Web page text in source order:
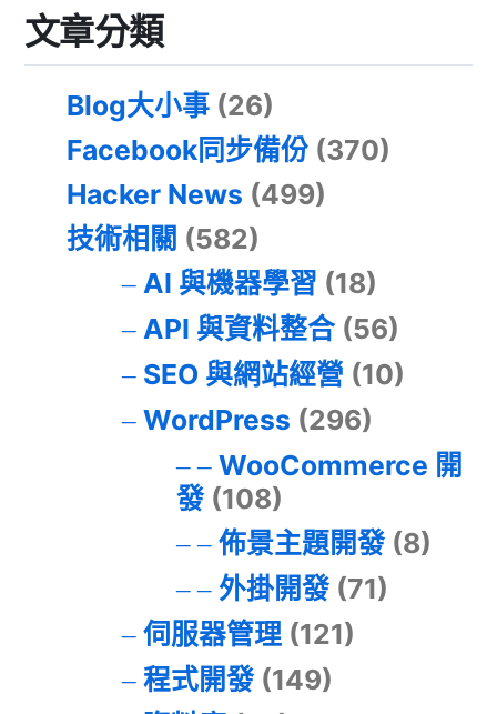
文章分類
Blog大小事 (26)
Facebook同步備份 (370)
Hacker News (499)
技術相關 (582)
AI 與機器學習 (18)
API 與資料整合(56)
SEO 與網站經營 (10)
WordPress (296)
WooCommerce 開
發(108)
佈景主題開發(8)
外掛開發(71)
伺服器管理(121)
程式開發(149)